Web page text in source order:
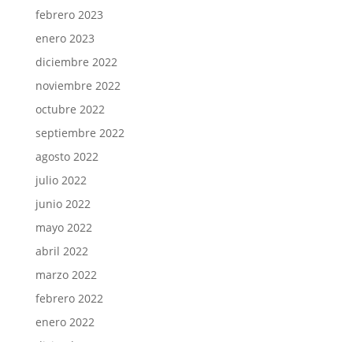
febrero 2023
enero 2023
diciembre 2022
noviembre 2022
octubre 2022
septiembre 2022
agosto 2022
julio 2022
junio 2022
mayo 2022
abril 2022
marzo 2022
febrero 2022
enero 2022